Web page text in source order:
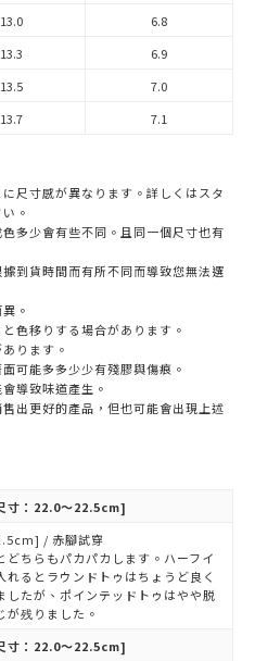
13.0
6.8
13.3
6.9
13.5
7.0
13.7 7.1
尺寸感が異なります。詳しくはスタ
。
多少會有些不同。且同一個尺寸也有
到貨時間而有所不同而導致您無法選
。
色移りする場合があります。
ります。
可能多多少少有殘膠與傷痕。
導致味道產生。
出更好的產品，但也可能會出現上述
寸：22.0～22.5cm]
/ 赤腳試穿
どちらもパカパカします。ハーフイ
れるとラウンドトゥはちょうど良く
したが、ポインテッドトゥはやや脱
が残りました。
寸：22.0～22.5cm]